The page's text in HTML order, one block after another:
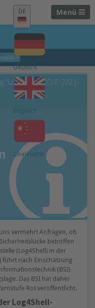
Menü
DE
Deutsch
Englisch
Chinesisch
"Log4Shell" (CVE-2021-
vermehrt Anfragen, ob
betroffen
(Log4Shell) in der
führt nach Einschätzung
(BSI)
Das BSI hat daher
Rot veröffentlicht.
Log4Shell-